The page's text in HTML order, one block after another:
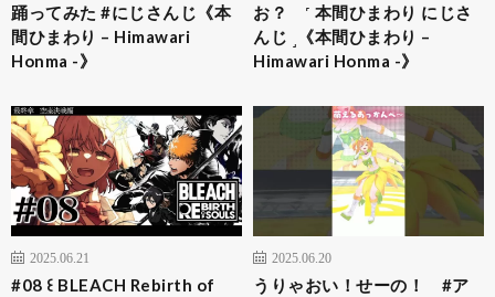
踊ってみた #にじさんじ《本
間ひまわり – Himawari
Honma -》
お？ ˹ 本間ひまわり にじさ
んじ ˼《本間ひまわり –
Himawari Honma -》
2025.06.21
#08 ꒰ BLEACH Rebirth of
2025.06.20
うりゃおい！せーの！ #ア